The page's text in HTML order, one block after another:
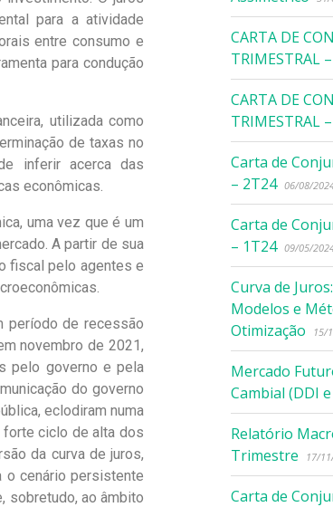
para a atividade
entre consumo e
para condução
utilizada como
de taxas no
inferir acerca das
econômicas.
uma vez que é um
A partir de sua
fiscal pelo agentes e
período de recessão
novembro de 2021,
pelo governo e pela
do governo
eclodiram numa
forte ciclo de alta dos
da curva de juros,
o cenário persistente
sobretudo, ao âmbito
CARTA DE
TRIMESTRAL
CARTA DE
TRIMESTRAL
Carta de
– 2T24 06/08/
Carta de
– 1T24 09/05/
Curva de
Modelos e
Otimização
15/
Mercado
Cambial (DDI e
Relatório
Trimestre
17/
Carta de